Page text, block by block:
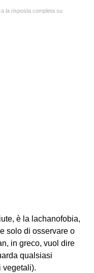
la risposta completa su
è la lachanofobia,
solo di osservare o
in greco, vuol dire
qualsiasi
vegetali).